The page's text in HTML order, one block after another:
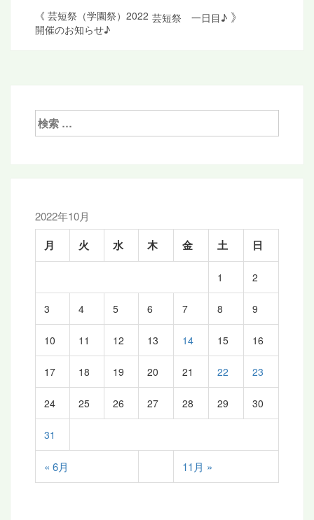
《 芸短祭（学園祭）2022
開催のお知らせ♪
芸短祭 一日目♪ 》
検
索:
2022年10月
月 火 水 木 金 土 日
« 6月 11月 »
1 2
3 4 5 6 7 8 9
10 11 12 13 14 15 16
17 18 19 20 21 22 23
24 25 26 27 28 29 30
31